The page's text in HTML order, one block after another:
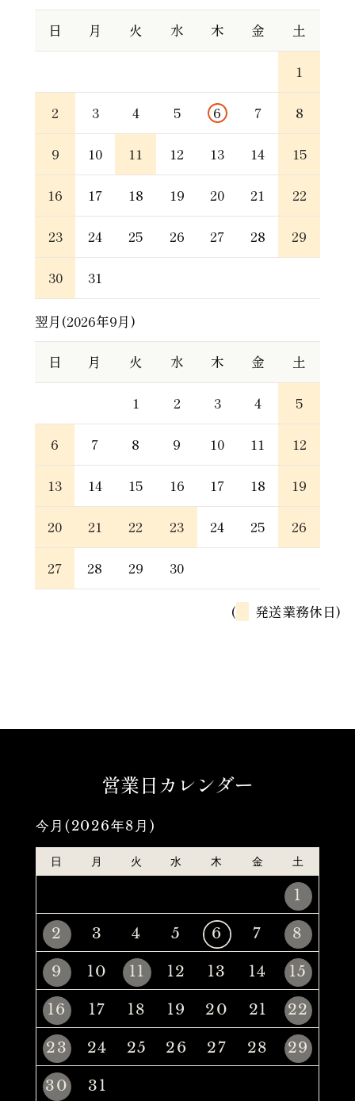
日 月 火 水 木 金 土
1
2 3 4 5 6 7 8
9 10 11 12 13 14 15
16 17 18 19 20 21 22
23 24 25 26 27 28 29
30 31
翌月(2026年9月)
日 月 火 水 木 金 土
1 2 3 4 5
6 7 8 9 10 11 12
13 14 15 16 17 18 19
20 21 22 23 24 25 26
27 28 29 30
( 発送業務休日)
営業日カレンダー
今月(2026年8月)
日 月 火 水 木 金 土
1
2
3 4 5 6 7
8
9
10 11 12 13 14
15
16
17 18 19 20 21
22
23
24 25 26 27 28
29
30
31